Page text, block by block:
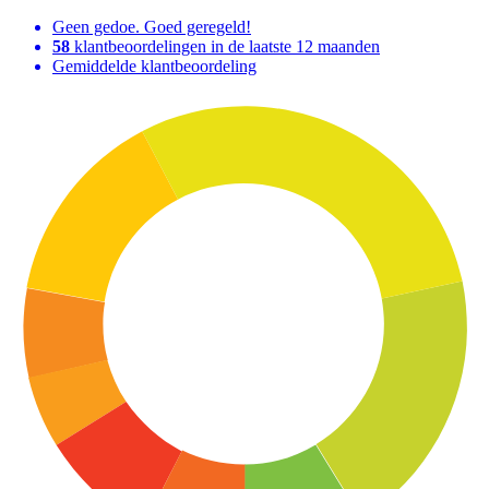
Geen gedoe. Goed geregeld!
58 klantbeoordelingen in de laatste 12 maanden
Gemiddelde klantbeoordeling